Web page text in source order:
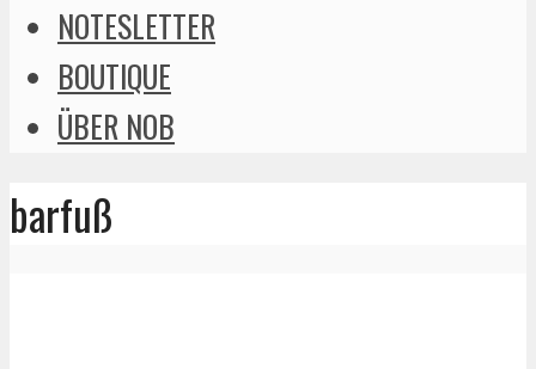
NOTESLETTER
BOUTIQUE
ÜBER NOB
barfuß